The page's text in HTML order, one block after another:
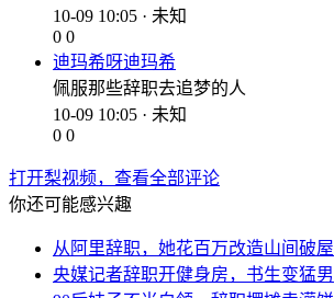
10-09 10:05 · 未知
0 0
迪玛希呀迪玛希
佩服那些辞职去追梦的人
10-09 10:05 · 未知
0 0
打开梨视频，查看全部评论
你还可能感兴趣
从阿里辞职，她花百万改造山间破屋
央媒记者辞职开健身房，书生变猛男